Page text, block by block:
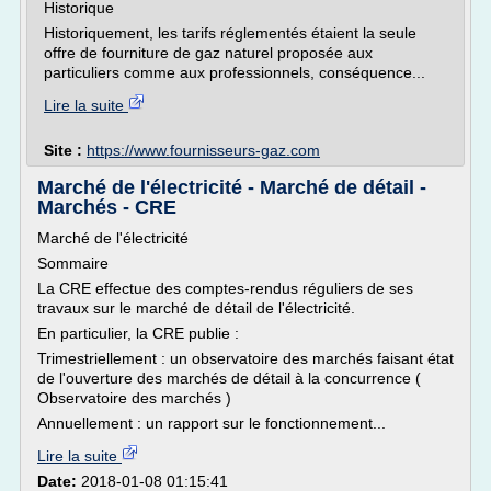
Historique
Historiquement, les tarifs réglementés étaient la seule
offre de fourniture de gaz naturel proposée aux
particuliers comme aux professionnels, conséquence...
Lire la suite
Site : https://www.fournisseurs-gaz.com
Marché de l'électricité - Marché de détail -
Marchés - CRE
Marché de l'électricité
Sommaire
La CRE effectue des comptes-rendus réguliers de ses
travaux sur le marché de détail de l'électricité.
En particulier, la CRE publie :
Trimestriellement : un observatoire des marchés faisant état
de l'ouverture des marchés de détail à la concurrence (
Observatoire des marchés )
Annuellement : un rapport sur le fonctionnement...
Lire la suite
Date: 2018-01-08 01:15:41